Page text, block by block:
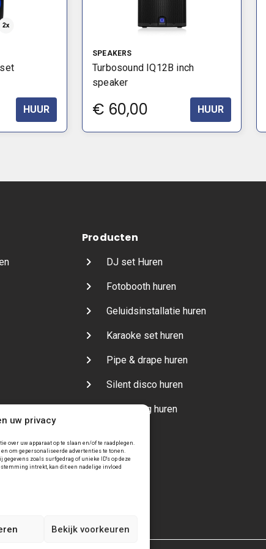
uw privacy
over uw apparaat op te slaan en/of te raadplegen.
om gepersonaliseerde advertenties te tonen.
zoals surfgedrag of unieke ID's op deze
intrekt, kan dit een nadelige invloed
Bekijk voorkeuren
HUUR
SPEAKERS
Turbosound IQ12B inch
speaker
€ 60,00 HUUR
Producten
DJ set Huren
Fotobooth huren
Geluidsinstallatie huren
Karaoke set huren
Pipe & drape huren
Silent disco huren
Verlichting huren